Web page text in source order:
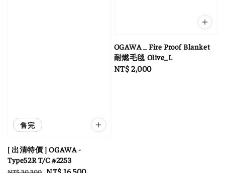
優惠
售完
[ 出清特價 ] OGAWA -
Type52R T/C #2253
Regular Sale
NT$ 16,500
OGAWA _ Fire Proof Blanket
耐燃毛毯 Olive_L
Regular
NT$ 2,000